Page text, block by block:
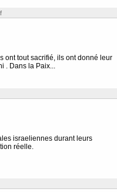
ont tout sacrifié, ils ont donné leur
. Dans la Paix...
israeliennes durant leurs
réelle.